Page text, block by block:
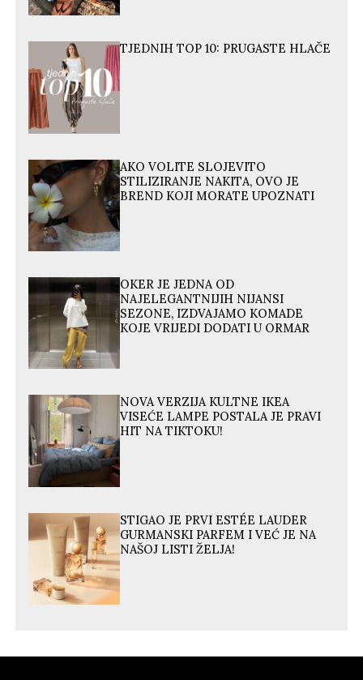
TJEDNIH TOP 10: PRUGASTE HLAČE
AKO VOLITE SLOJEVITO
STILIZIRANJE NAKITA, OVO JE
BREND KOJI MORATE UPOZNATI
OKER JE JEDNA OD
NAJELEGANTNIJIH NIJANSI
SEZONE, IZDVAJAMO KOMADE
KOJE VRIJEDI DODATI U ORMAR
NOVA VERZIJA KULTNE IKEA
VISEĆE LAMPE POSTALA JE PRAVI
HIT NA TIKTOKU!
STIGAO JE PRVI ESTÉE LAUDER
GURMANSKI PARFEM I VEĆ JE NA
NAŠOJ LISTI ŽELJA!